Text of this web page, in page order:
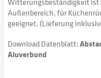
Außenbereich, für
geeignet. (Lieferung
Download Datenblatt:
Aluverbund